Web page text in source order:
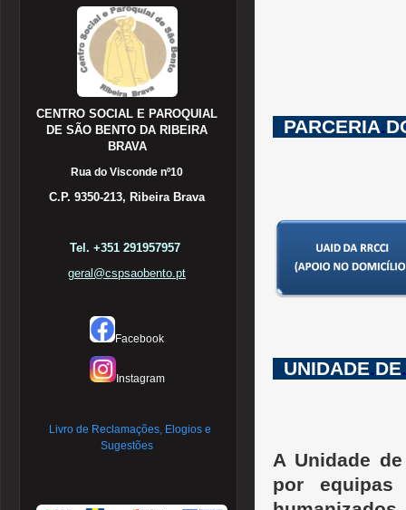
CENTRO SOCIAL E PAROQUIAL
DE SÃO BENTO DA RIBEIRA
BRAVA
Rua do Visconde nº10
C.P. 9350-213, Ribeira Brava
Tel. +351 291957957
geral@cspsaobento.pt
Facebook
Instagram
Livro de Reclamações, Elogios e
Sugestões
PARCERIA.
UNIDADE.DE.
A Unidade
por equipas